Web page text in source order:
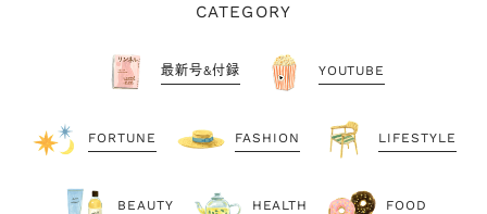
CATEGORY
最新号&付録 YOUTUBE
FORTUNE FASHION LIFESTYLE
BEAUTY HEALTH FOOD